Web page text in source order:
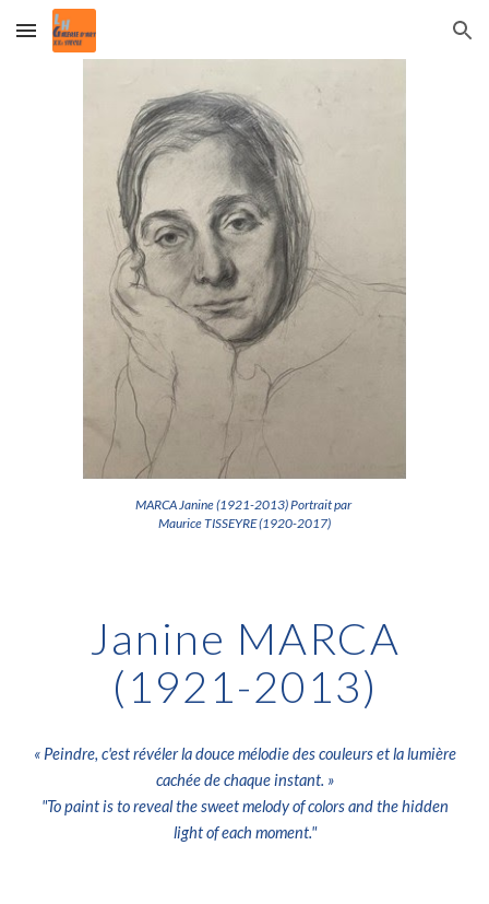
Skip to main content Skip to navigation
MARCA Janine (1921-2013) Portrait par
Maurice TISSEYRE (1920-2017)
Janine MARCA
(1921-2013)
« Peindre, c'est révéler la douce mélodie des couleurs et la lumière
cachée de chaque instant. »
"To paint is to reveal the sweet melody of colors and the hidden
light of each moment."